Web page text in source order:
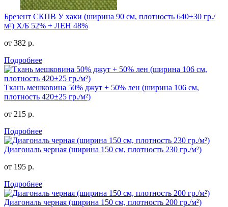
Брезент СКПВ У хаки (ширина 90 см, плотность 640±30 гр./
м²) Х/Б 52% + ЛЕН 48%
от 382 р.
Подробнее
Ткань мешковина 50% джут + 50% лен (ширина 106 см,
плотность 420±25 гр./м²)
от 215 р.
Подробнее
Диагональ черная (ширина 150 см, плотность 230 гр./м²)
от 195 р.
Подробнее
Диагональ черная (ширина 150 см, плотность 200 гр./м²)